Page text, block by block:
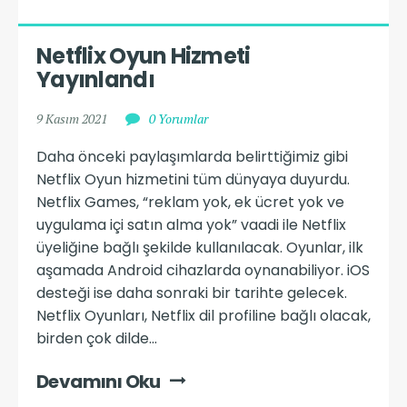
Netflix Oyun Hizmeti
Yayınlandı
9 Kasım 2021 0 Yorumlar
Daha önceki paylaşımlarda belirttiğimiz gibi
Netflix Oyun hizmetini tüm dünyaya duyurdu.
Netflix Games, “reklam yok, ek ücret yok ve
uygulama içi satın alma yok” vaadi ile Netflix
üyeliğine bağlı şekilde kullanılacak. Oyunlar, ilk
aşamada Android cihazlarda oynanabiliyor. iOS
desteği ise daha sonraki bir tarihte gelecek.
Netflix Oyunları, Netflix dil profiline bağlı olacak,
birden çok dilde...
Devamını Oku